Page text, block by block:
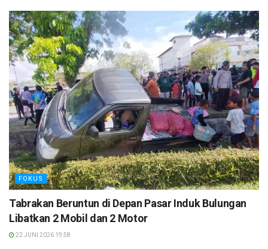
FOKUS
Tabrakan Beruntun di Depan Pasar Induk Bulungan
Libatkan 2 Mobil dan 2 Motor
22 JUNI 2026 19:58